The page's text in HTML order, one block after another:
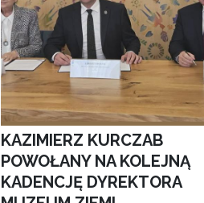
KAZIMIERZ KURCZAB
POWOŁANY NA KOLEJNĄ
KADENCJĘ DYREKTORA